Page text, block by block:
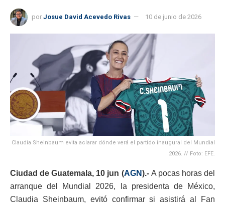
por Josue David Acevedo Rivas 10 de junio de 2026
Claudia Sheinbaum evita aclarar dónde verá el partido inaugural del Mundial
2026. // Foto: EFE.
Ciudad de Guatemala, 10 jun (AGN).- A pocas horas del
arranque del Mundial 2026, la presidenta de México,
Claudia Sheinbaum, evitó confirmar si asistirá al Fan